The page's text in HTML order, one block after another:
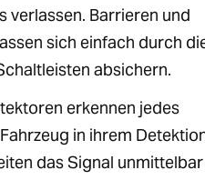
verlassen. Barrieren und
sich einfach durch
absichern.
erkennen jedes
in ihrem
das Signal